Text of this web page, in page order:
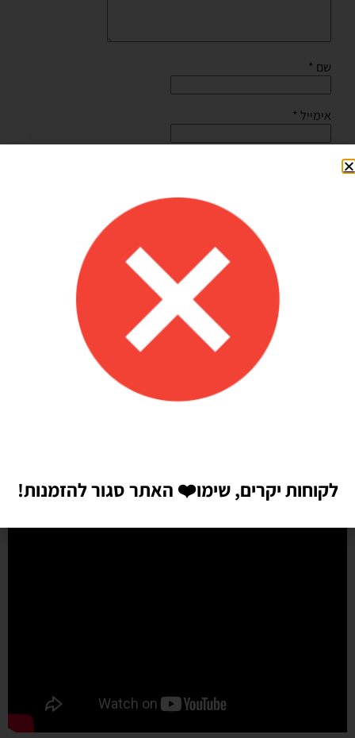
שם *
אימייל *
Shilav Sayag
איכות מדהימה!
הזמנתי בלונים כדי לעצב קשת ליום הולדת של הבן שלי, המשלוח הגיע
מהר מהמצופה!! הכל באיכות מדהימה, בצבעים יפים בדיוק כמו שחשבתי
שיהיו!! התמונות מדברות בעד עצמן!! ממליצה בחום♥️♥️♥️
לקוחות יקרים, שימו❤️ האתר סגור להזמנות!